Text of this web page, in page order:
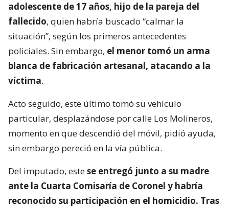
adolescente de 17 años, hijo de la pareja del
fallecido, quien habría buscado “calmar la
situación”, según los primeros antecedentes
policiales. Sin embargo, el menor tomó un arma
blanca de fabricación artesanal, atacando a la
víctima.
Acto seguido, este último tomó su vehículo
particular, desplazándose por calle Los Molineros,
momento en que descendió del móvil, pidió ayuda,
sin embargo pereció en la vía pública.
Del imputado, estese entregó junto a su madre
ante la Cuarta Comisaría de Coronel y habría
reconocido su participación en el homicidio. Tras